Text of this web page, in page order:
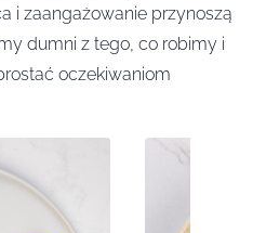
i zaangażowanie przynoszą
dumni z tego, co robimy i
oczekiwaniom